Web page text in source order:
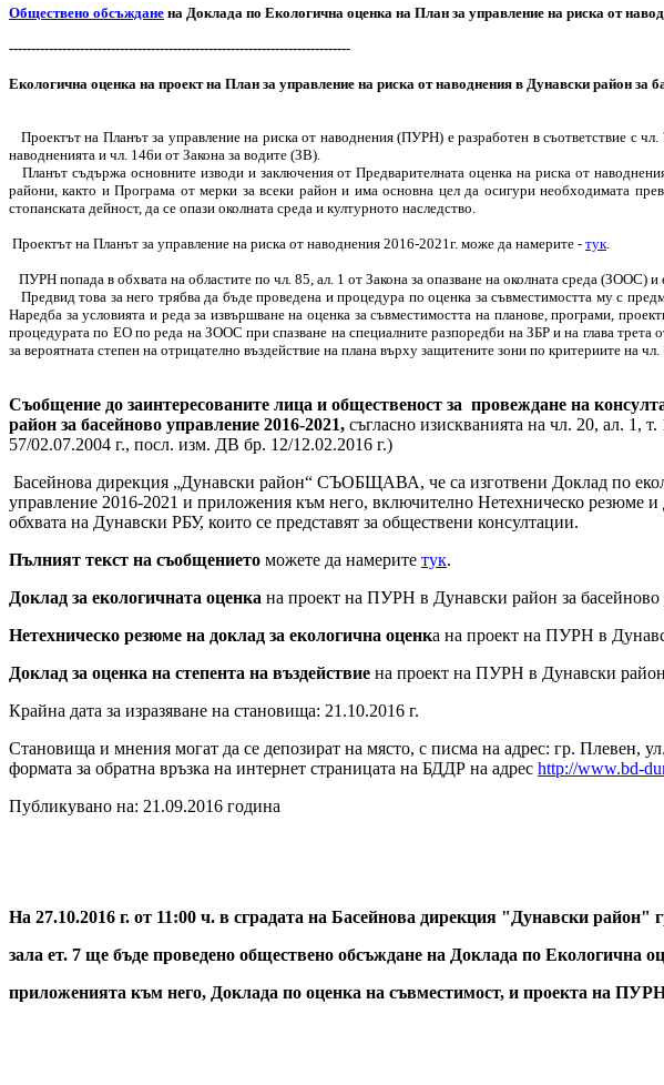
Обществено обсъждане на Доклада по Екологична оценка на План за управление на риска от
-----------------------------------------------------------------------------
Екологична оценка на проект на План за управление на риска от наводнения в Дунавски район за
Проектът на Планът за управление на риска от наводнения (ПУРН) е разработен в съответствие с
наводненията и чл. 146и от Закона за водите (ЗВ).
Планът съдържа основните изводи и заключения от Предварителната оценка на риска от
райони, както и Програма от мерки за всеки район и има основна цел да осигури необходимата
стопанската дейност, да се опази околната среда и културното наследство.
Проектът на Планът за управление на риска от наводнения 2016-2021г. може да намерите - тук
ПУРН попада в обхвата на областите по чл. 85, ал. 1 от Закона за опазване на околната среда (ЗООС)
Предвид това за него трябва да бъде проведена и процедура по оценка за съвместимостта му с
Наредба за условията и реда за извършване на оценка за съвместимостта на планове, програми,
процедурата по ЕО по реда на ЗООС при спазване на специалните разпоредби на ЗБР и на глава
за вероятната степен на отрицателно въздействие на плана върху защитените зони по критериите на
Съобщение до заинтересованите лица и общественост за провеждане на
район за басейново управление 2016-2021, съгласно изискванията на чл. 20, ал. 1,
57/02.07.2004 г., посл. изм. ДВ бр. 12/12.02.2016 г.)
Басейнова дирекция „Дунавски район“ СЪОБЩАВА, че са изготвени Доклад по
управление 2016-2021 и приложения към него, включително Нетехническо резюме и
обхвата на Дунавски РБУ, които се представят за обществени консултации.
Пълният текст на съобщението можете да намерите тук.
Доклад за екологичната оценка на проект на ПУРН в Дунавски район за
Нетехническо резюме на доклад за екологична оценка на проект на ПУРН в
Доклад за оценка на степента на въздействие на проект на ПУРН в Дунавски
Крайна дата за изразяване на становища: 21.10.2016 г.
Становища и мнения могат да се депозират на място, с писма на адрес: гр. Плевен,
формата за обратна връзка на интернет страницата на БДДР на адрес http://www.bd-
Публикувано на: 21.09.2016 година
На 27.10.2016 г. от 11:00 ч. в сградата на Басейнова дирекция "Дунавски район"
зала ет. 7 ще бъде проведено обществено обсъждане на Доклада по Екологична
приложенията към него, Доклада по оценка на съвместимост, и проекта на